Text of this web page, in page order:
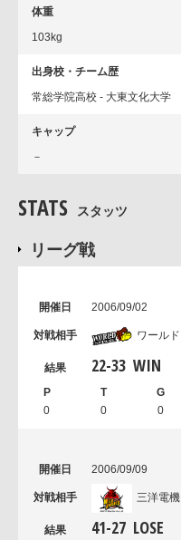
体重
103kg
出身校・チーム歴
常総学院高校 - 大東文化大学
キャップ
－
STATS スタッツ
リーグ戦
2006/09/02
ワールド
22-33 WIN
0 0 0
2006/09/09
三洋電機
41-27 LOSE